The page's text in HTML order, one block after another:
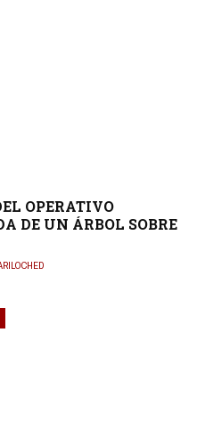
OPERATIVO
DE UN ÁRBOL SOBRE